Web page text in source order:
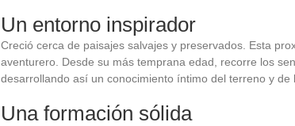
Un entorno inspirador
Creció cerca de paisajes salvajes y preservados. Esta
aventurero. Desde su más temprana edad, recorre los
desarrollando así un conocimiento íntimo del terreno y de
Una formación sólida